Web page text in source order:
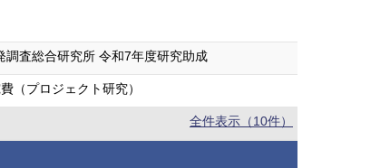
査総合研究所 令和7年度研究助成
（プロジェクト研究）
全件表示（10件）